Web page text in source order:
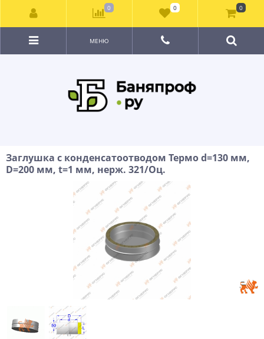
МЕНЮ
Заглушка с конденсатоотводом Термо d=130 мм,
D=200 мм, t=1 мм, нерж. 321/Оц.
0 0 0